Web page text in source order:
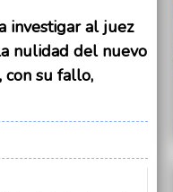
investigar al juez
nulidad del nuevo
con su fallo,